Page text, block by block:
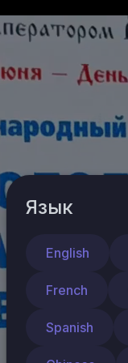
i
e
l
e
r
Язык
English
French
Spanish